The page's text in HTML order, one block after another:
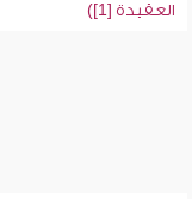
العقيدة [1])